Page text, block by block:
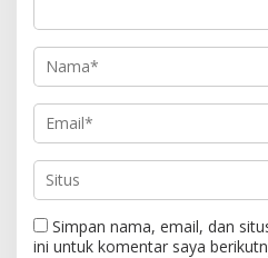
Simpan nama, email, dan
ini untuk komentar saya